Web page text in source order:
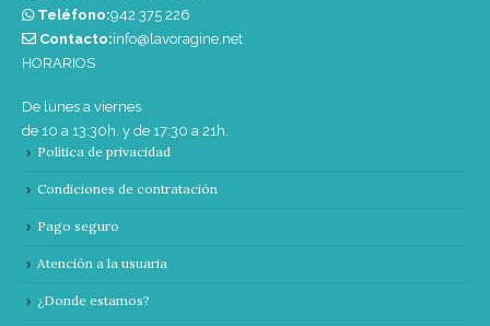
Teléfono:‭942 375 226‬
Contacto:info@lavoragine.net
HORARIOS
De lunes a viernes
de 10 a 13:30h. y de 17:30 a 21h.
Política de privacidad
Condiciones de contratación
Pago seguro
Atención a la usuaria
¿Donde estamos?